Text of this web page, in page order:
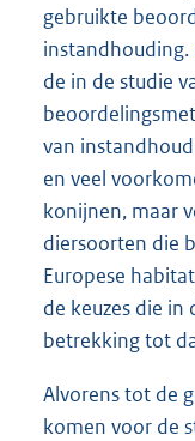
gebruikte
instandhouding.
de in de studie
van
en veel
konijnen, maar
diersoorten die
Europese
de keuzes die
betrekking tot
Alvorens tot de
komen voor de